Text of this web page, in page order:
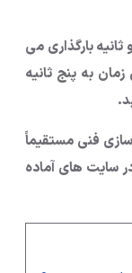
بارگذاری می
این زمان به پنج ثانیه
فنی مستقیماً
در سایت های آماده